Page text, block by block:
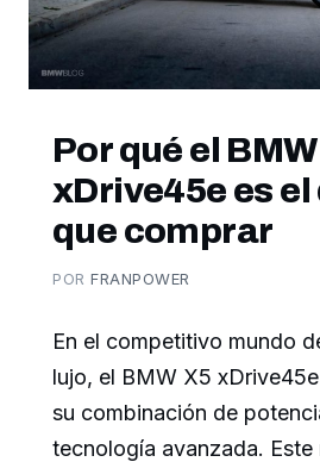
Por qué el
xDrive45e es el
que comprar
PORFRANPOWER
En el competitivo mundo
lujo, el BMW X5
su combinación de
tecnología avanzada.